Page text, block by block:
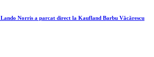
Norris a parcat direct la Kaufland Barbu Văcărescu